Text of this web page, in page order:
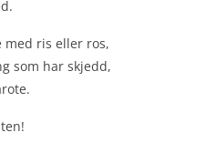
med ris eller ros,
som har skjedd,